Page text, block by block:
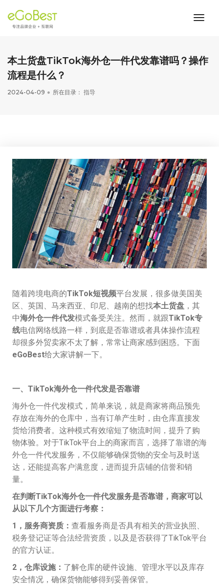
本土货盘TikTok海外仓一件代发靠谱吗？操作
流程是什么？
2024-04-09 所在目录： 指导
随着跨境电商的TikTok短视频平台发展，很多做美国美
区、英国、马来西亚、印尼、越南的想找本土货盘 ，其
中海外仓一件代发模式备受关注。然而，就跟TikTok专
线电信网络线路一样，到底是否靠谱或者具体操作流程
却很多外贸卖家不太了解，常常让商家感到困惑。下面
eGoBest给大家讲解一下。
一、TikTok海外仓一件代发是否靠谱
海外仓一件代发模式，简单来说，就是商家将商品预先
存放在海外的仓库中，当有订单产生时，由仓库直接发
货给消费者。这种模式有效缩短了物流时间，提升了购
物体验。对于TikTok平台上的商家而言，选择了靠谱的海
外仓一件代发服务，不仅能够确保货物的安全与及时送
达，还能提高客户满意度，进而提升店铺的信誉和销
量。
在判断TikTok海外仓一件代发服务是否靠谱，商家可以
从以下几个方面进行考察：
1，服务商资质： 查看服务商是否具有相关的营业执照、
税务登记证等合法经营资质，以及是否获得了TikTok平台
的官方认证。
2，仓库设施： 了解仓库的硬件设施、管理水平以及库存
安全情况，确保货物能够得到妥善保管。